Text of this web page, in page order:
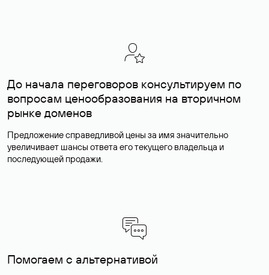
До начала переговоров консультируем по
вопросам ценообразования на вторичном
рынке доменов
Предложение справедливой цены за имя значительно
увеличивает шансы ответа его текущего владельца и
последующей продажи.
Помогаем с альтернативой